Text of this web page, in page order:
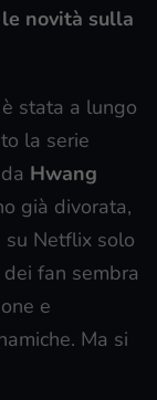
novità sulla
è stata a lungo
la serie
Hwang
già divorata,
su Netflix solo
fan sembra
e
Ma si